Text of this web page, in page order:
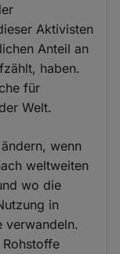
Aktivisten
Anteil an
haben.
für
Welt.
wenn
weltweiten
wo die
in
verwandeln.